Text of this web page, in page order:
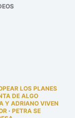
LOS PLANES
DE ALGO
Y ADRIANO VIVEN
· PETRA SE